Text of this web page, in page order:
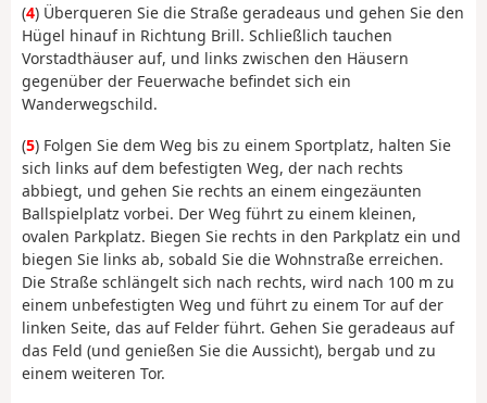
(4) Überqueren Sie die Straße geradeaus und gehen Sie den
Hügel hinauf in Richtung Brill. Schließlich tauchen
Vorstadthäuser auf, und links zwischen den Häusern
gegenüber der Feuerwache befindet sich ein
Wanderwegschild.
(5) Folgen Sie dem Weg bis zu einem Sportplatz, halten Sie
sich links auf dem befestigten Weg, der nach rechts
abbiegt, und gehen Sie rechts an einem eingezäunten
Ballspielplatz vorbei. Der Weg führt zu einem kleinen,
ovalen Parkplatz. Biegen Sie rechts in den Parkplatz ein und
biegen Sie links ab, sobald Sie die Wohnstraße erreichen.
Die Straße schlängelt sich nach rechts, wird nach 100 m zu
einem unbefestigten Weg und führt zu einem Tor auf der
linken Seite, das auf Felder führt. Gehen Sie geradeaus auf
das Feld (und genießen Sie die Aussicht), bergab und zu
einem weiteren Tor.